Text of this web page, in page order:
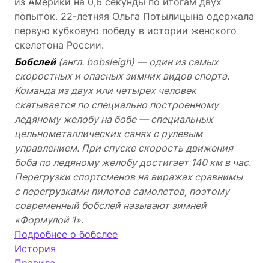
попыток. 22-летняя Ольга Потылицына одержала
первую кубковую победу в истории женского
скелетона России.
Бобслей(англ. bobsleigh) — один из самых
скоростных и опасных зимних видов спорта.
Команда из двух или четырех человек
скатывается по специально построенному
ледяному желобу на бобе — специальных
цельнометаллических санях с рулевым
управлением. При спуске скорость движения
боба по ледяному желобу достигает 140 км в час.
Перегрузки спортсменов на виражах сравнимы
с перегрузками пилотов самолетов, поэтому
современный бобслей называют зимней
«Формулой 1».
Подробнее о бобслее
История